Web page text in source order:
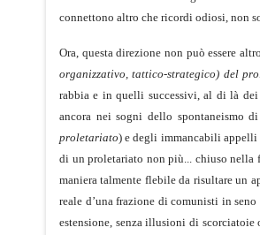
connettono altro che ricordi odiosi, non
Ora, questa direzione non può essere
organizzativo, tattico-strategico) del
rabbia e in quelli successivi, al di là
ancora nei sogni dello spontaneismo
proletariato) e degli immancabili appelli
di un proletariato non più... chiuso nella
maniera talmente flebile da risultare un
reale d’una frazione di comunisti in
estensione, senza illusioni di